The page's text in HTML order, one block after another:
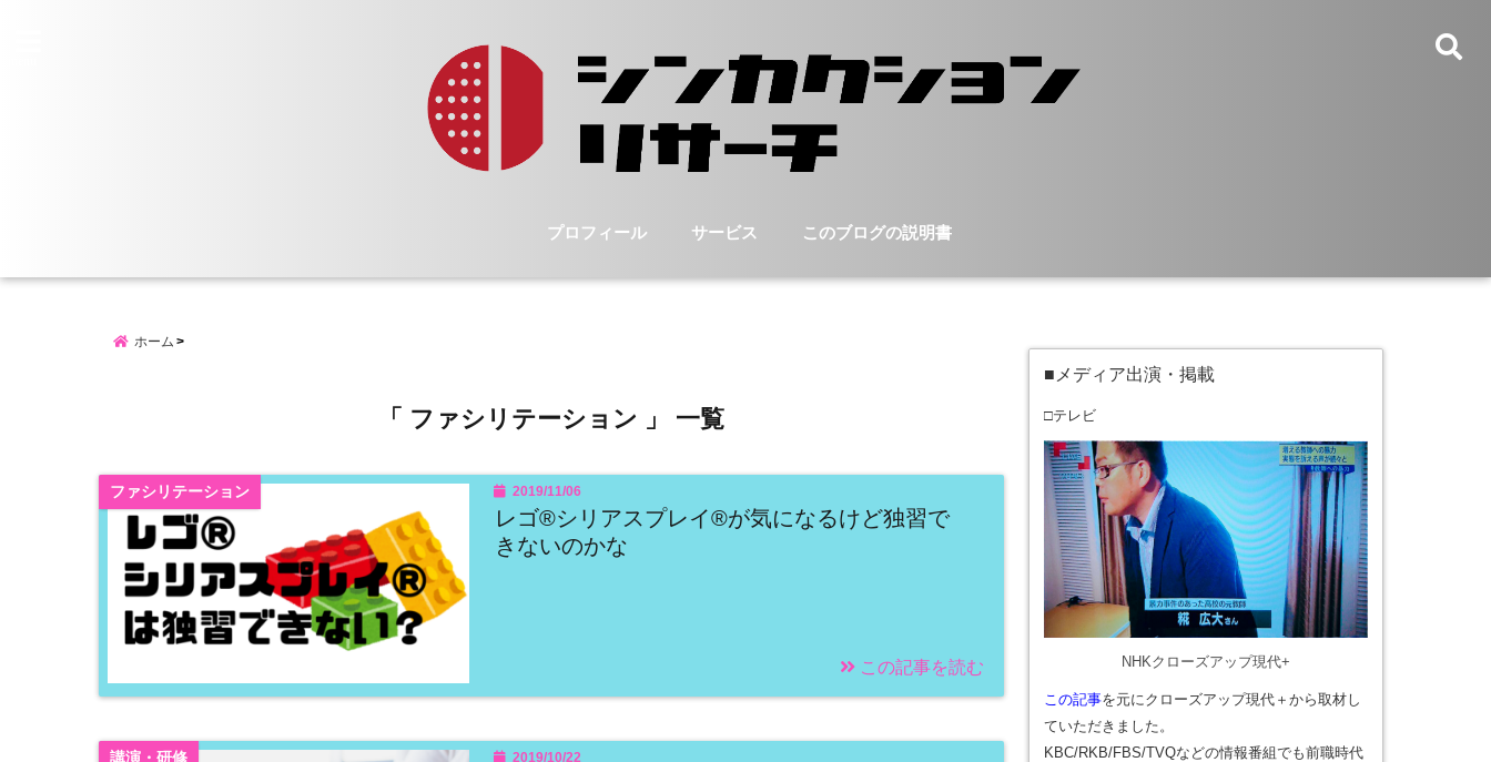
プロフィール サービス このブログの説明書
ホーム
「 ファシリテーション 」 一覧
ファシリテーション 2019/11/06
レゴ®シリアスプレイ®が気になるけど独習で
きないのかな
この記事を読む
講演・研修 2019/10/22
■メディア出演・掲載
□テレビ
NHKクローズアップ現代+
この記事を元にクローズアップ現代＋から取材し
ていただきました。
KBC/RKB/FBS/TVQなどの情報番組でも前職時代